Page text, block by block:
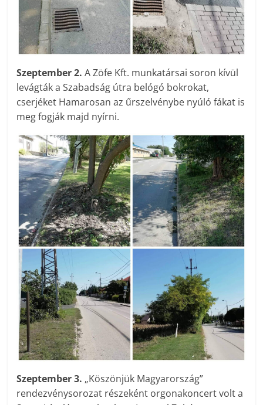
Szeptember 2. A Zöfe Kft. munkatársai soron kívül
levágták a Szabadság útra belógó bokrokat,
cserjéket Hamarosan az űrszelvénybe nyúló fákat is
meg fogják majd nyírni.
Szeptember 3. „Köszönjük Magyarország”
rendezvénysorozat részeként orgonakoncert volt a